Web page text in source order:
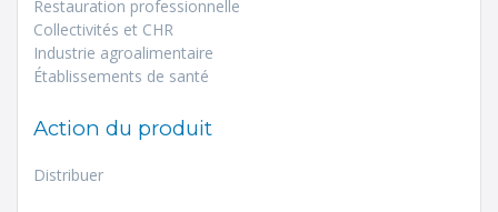
Restauration professionnelle
Collectivités et CHR
Industrie agroalimentaire
Établissements de santé
Action du produit
Distribuer